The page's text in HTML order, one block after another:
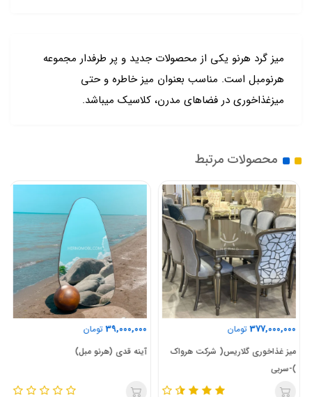
میز گرد هرنو یکی از محصولات جدید و پر طرفدار مجموعه
هرنومبل است. مناسب بعنوان میز خاطره و حتی
میزغذاخوری در فضاهای مدرن، کلاسیک میباشد.
محصولات مرتبط
377,000,000 تومان
میز غذاخوری گلاریس( شرکت هرواک
)-سربی
39,000,000 تومان
آینه قدی (هرنو مبل)